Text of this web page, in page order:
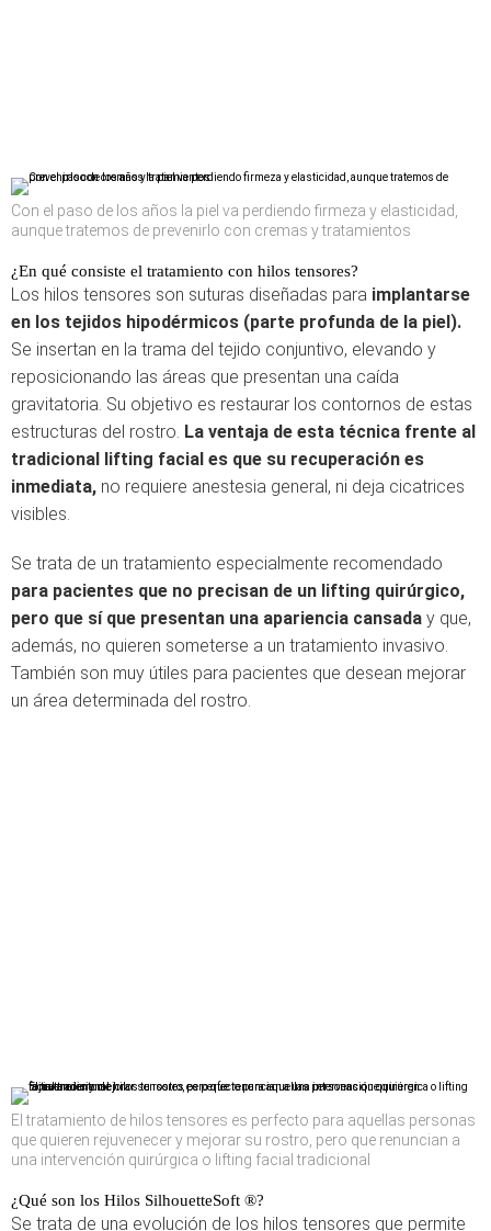
Con el paso de los años la piel va perdiendo firmeza y elasticidad,
aunque tratemos de prevenirlo con cremas y tratamientos
¿En qué consiste el tratamiento con hilos tensores?
Los hilos tensores son suturas diseñadas para implantarse
en los tejidos hipodérmicos (parte profunda de la piel).
Se insertan en la trama del tejido conjuntivo, elevando y
reposicionando las áreas que presentan una caída
gravitatoria. Su objetivo es restaurar los contornos de estas
estructuras del rostro. La ventaja de esta técnica frente al
tradicional lifting facial es que su recuperación es
inmediata, no requiere anestesia general, ni deja cicatrices
visibles.
Se trata de un tratamiento especialmente recomendado
para pacientes que no precisan de un lifting quirúrgico,
pero que sí que presentan una apariencia cansada y que,
además, no quieren someterse a un tratamiento invasivo.
También son muy útiles para pacientes que desean mejorar
un área determinada del rostro.
El tratamiento de hilos tensores es perfecto para aquellas personas
que quieren rejuvenecer y mejorar su rostro, pero que renuncian a
una intervención quirúrgica o lifting facial tradicional
¿Qué son los Hilos SilhouetteSoft ®?
Se trata de una evolución de los hilos tensores que permite